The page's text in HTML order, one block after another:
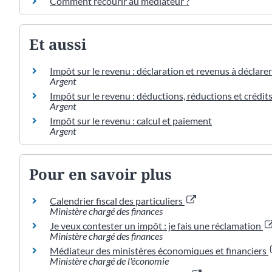
Et aussi
Impôt sur le revenu : déclaration et revenus à déclarer
Argent
Impôt sur le revenu : déductions, réductions et
Argent
Impôt sur le revenu : calcul et paiement
Argent
Pour en savoir plus
Calendrier fiscal des particuliers
Ministère chargé des finances
Je veux contester un impôt : je fais une réclamation
Ministère chargé des finances
Médiateur des ministères économiques et financiers
Ministère chargé de l'économie